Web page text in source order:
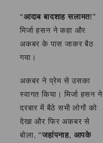
“आदाब बादशाह सलामत!”
मिर्जा हसन ने कहा और
अकबर के पास जाकर बैठ
गया।
अकबर ने प्रेम से उसका
स्वागत किया। मिर्जा हसन ने
दरबार में बैठे सभी लोगों को
देखा और फिर अकबर से
बोला, “जहांपनाह, आपके